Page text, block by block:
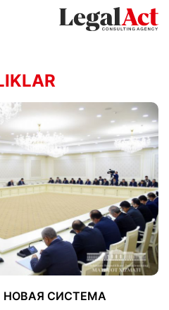
НОВАЯ СИСТЕМА